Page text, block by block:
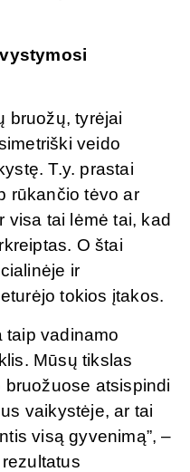
bruožų, tyrėjai
veido
T.y. prastai
rūkančio tėvo ar
visa tai lėmė tai, kad
O štai
ir
tokios įtakos.
taip vadinamo
Mūsų tikslas
atsispindi
vaikystėje, ar tai
visą gyvenimą”, –